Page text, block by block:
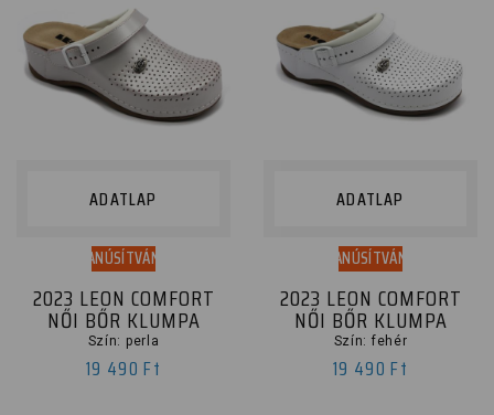
ADATLAP
TANÚSÍTVÁNY
2023 LEON COMFORT
NŐI BŐR KLUMPA
Szín: perla
19 490 Ft
ADATLAP
TANÚSÍTVÁNY
2023 LEON COMFORT
NŐI BŐR KLUMPA
Szín: fehér
19 490 Ft